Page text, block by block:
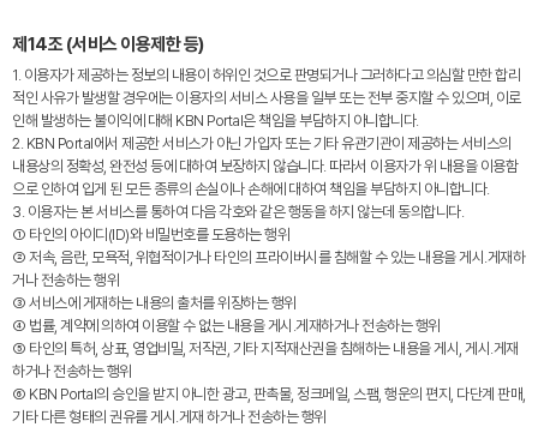
제14조 (서비스 이용제한 등)
1. 이용자가 제공하는 정보의 내용이 허위인 것으로 판명되거나 그러하다고 의심할 만한 합리
적인 사유가 발생할 경우에는 이용자의 서비스 사용을 일부 또는 전부 중지할 수 있으며, 이로
인해 발생하는 불이익에 대해 KBN Portal은 책임을 부담하지 아니합니다.
2. KBN Portal에서 제공한 서비스가 아닌 가입자 또는 기타 유관기관이 제공하는 서비스의
내용상의 정확성, 완전성 등에 대하여 보장하지 않습니다. 따라서 이용자가 위 내용을 이용함
으로 인하여 입게 된 모든 종류의 손실이나 손해에 대하여 책임을 부담하지 아니합니다.
3. 이용자는 본 서비스를 통하여 다음 각호와 같은 행동을 하지 않는데 동의합니다.
① 타인의 아이디(ID)와 비밀번호를 도용하는 행위
② 저속, 음란, 모욕적, 위협적이거나 타인의 프라이버시를 침해할 수 있는 내용을 게시․게재하
거나 전송하는 행위
③ 서비스에 게재하는 내용의 출처를 위장하는 행위
④ 법률, 계약에 의하여 이용할 수 없는 내용을 게시․게재하거나 전송하는 행위
⑤ 타인의 특허, 상표, 영업비밀, 저작권, 기타 지적재산권을 침해하는 내용을 게시, 게시․게재
하거나 전송하는 행위
⑥ KBN Portal의 승인을 받지 아니한 광고, 판촉물, 정크메일, 스팸, 행운의 편지, 다단계 판매,
기타 다른 형태의 권유를 게시․게재 하거나 전송하는 행위